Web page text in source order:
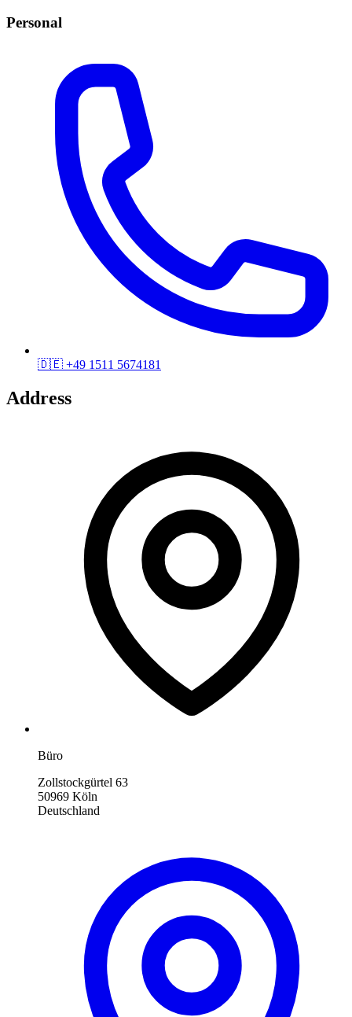
Personal
🇩🇪 +49 1511 5674181
Address
Büro
Zollstockgürtel 63
50969 Köln
Deutschland